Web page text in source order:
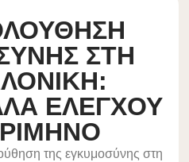
ΣΤΗ
ΕΛΕΓΧΟΥ
της εγκυμοσύνης στη